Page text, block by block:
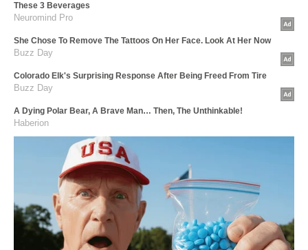
These 3 Beverages
Neuromind Pro
She Chose To Remove The Tattoos On Her Face. Look At Her Now
Buzz Day
Colorado Elk's Surprising Response After Being Freed From Tire
Buzz Day
A Dying Polar Bear, A Brave Man… Then, The Unthinkable!
Haberion